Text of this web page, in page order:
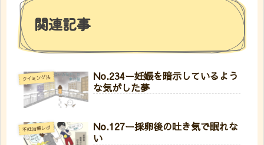
関連記事
タイミング法
No.234ー妊娠を暗示しているよう
な気がした夢
不妊治療レポ
No.127ー採卵後の吐き気で眠れな
い